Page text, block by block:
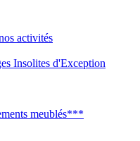
activités
Insolites d'Exception
meublés***